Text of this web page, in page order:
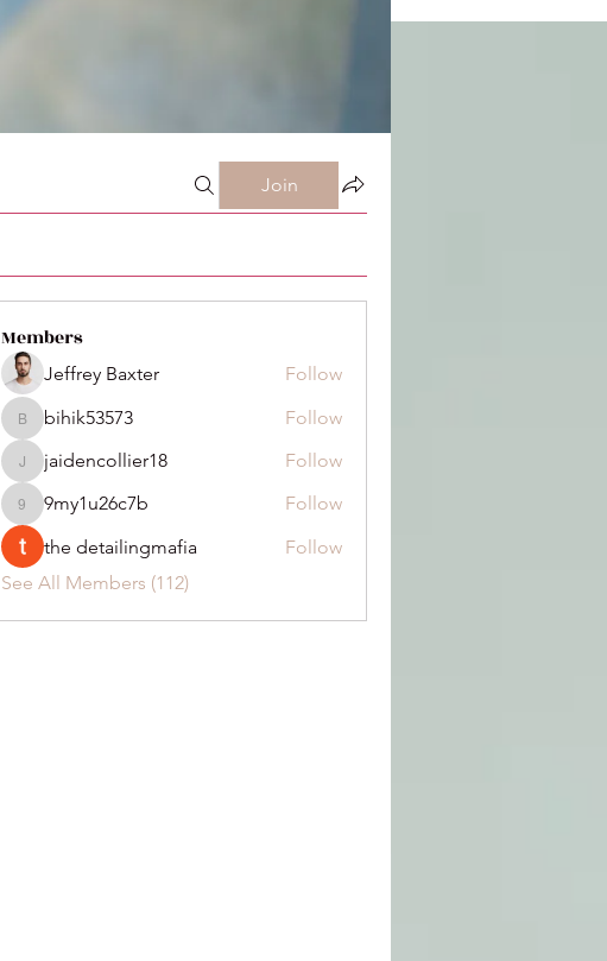
Join
Members
Jeffrey Baxter Follow
bihik53573
bihik53573 Follow
jaidencollier18
jaidencollier18 Follow
9my1u26c7b
9my1u26c7b
Follow
the detailingmafia
Follow
See All Members (112)